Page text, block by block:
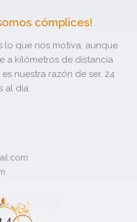
cómplices!
lo que nos motiva, aunque
a kilómetros de distancia
nuestra razón de ser. 24
al día.